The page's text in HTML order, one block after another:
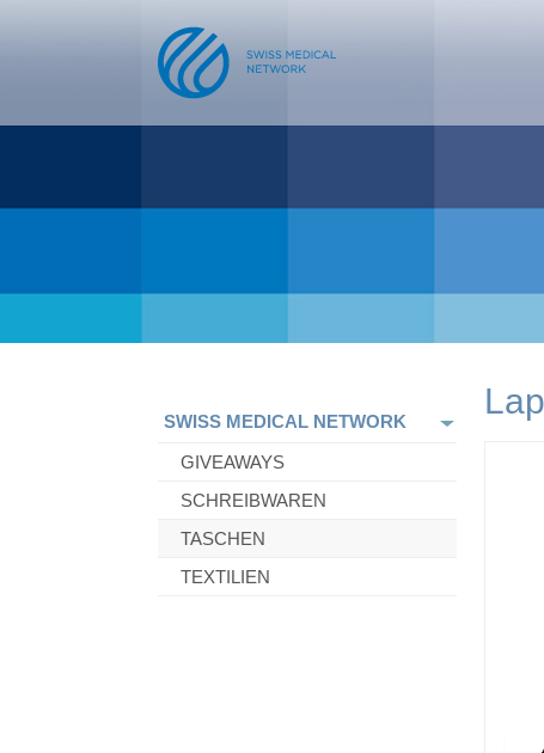
SWISS MEDICAL NETWORK
GIVEAWAYS
SCHREIBWAREN
TASCHEN
TEXTILIEN